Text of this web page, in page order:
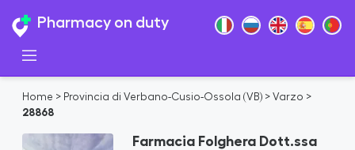
Pharmacy on duty
Home > Provincia di Verbano-Cusio-Ossola (VB) > Varzo >
28868
Farmacia Folghera Dott.ssa